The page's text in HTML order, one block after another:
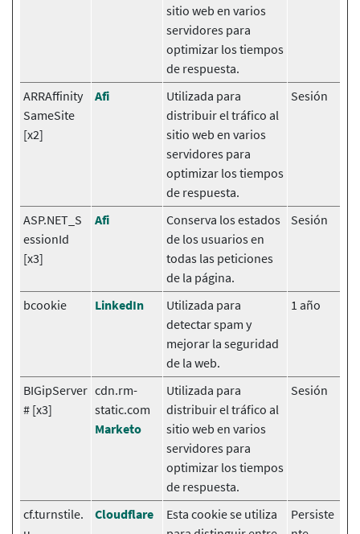
sitio web en varios
servidores para
optimizar los tiempos
de respuesta.
ARRAffinity
SameSite
[x2]
Afi
Utilizada para
distribuir el tráfico al
sitio web en varios
servidores para
optimizar los tiempos
de respuesta.
Sesión
ASP.NET_S
essionId
[x3]
Afi
Conserva los estados
de los usuarios en
todas las peticiones
de la página.
Sesión
bcookie LinkedIn
Utilizada para
detectar spam y
mejorar la seguridad
de la web.
1 año
BIGipServer
# [x3]
cdn.rm-
static.com
Marketo
Utilizada para
distribuir el tráfico al
sitio web en varios
servidores para
optimizar los tiempos
de respuesta.
Sesión
cf.turnstile.
Cloudflare
Esta cookie se utiliza
Persiste